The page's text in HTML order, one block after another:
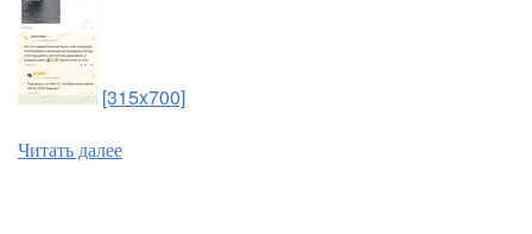
[315x700]
Читать далее